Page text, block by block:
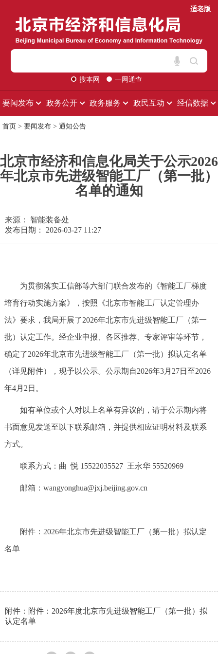
适老版
搜本网 一网通查
要闻发布 政务公开 政务服务 政民互动 经信数据
首页 > 要闻发布 > 通知公告
北京市经济和信息化局关于公示2026
年北京市先进级智能工厂（第一批）
名单的通知
来源： 智能装备处
发布日期： 2026-03-27 11:27
为贯彻落实工信部等六部门联合发布的《智能工厂梯度
培育行动实施方案》，按照《北京市智能工厂认定管理办
法》要求，我局开展了2026年北京市先进级智能工厂（第一
批）认定工作。经企业申报、各区推荐、专家评审等环节，
确定了2026年北京市先进级智能工厂（第一批）拟认定名单
（详见附件），现予以公示。公示期自2026年3月27日至2026
年4月2日。
如有单位或个人对以上名单有异议的，请于公示期内将
书面意见发送至以下联系邮箱，并提供相应证明材料及联系
方式。
联系方式：曲 悦 15522035527 王永华 55520969
邮箱：wangyonghua@jxj.beijing.gov.cn
附件：2026年北京市先进级智能工厂（第一批）拟认定
名单
附件： 附件：2026年度北京市先进级智能工厂（第一批）拟
认定名单